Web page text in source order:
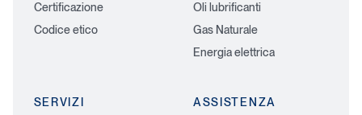
Certificazione
Codice etico
Oli lubrificanti
Gas Naturale
Energia elettrica
SERVIZI ASSISTENZA